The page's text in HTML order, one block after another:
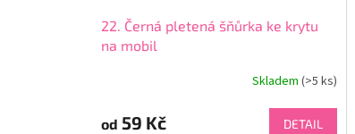
22. Černá pletená šňůrka ke krytu
na mobil
Skladem (>5 ks)
od 59 Kč DETAIL